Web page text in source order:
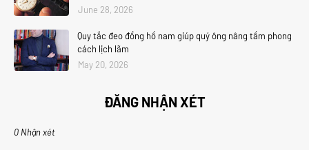
June 28, 2026
Quy tắc đeo đồng hồ nam giúp quý ông nâng tầm phong
cách lịch lãm
May 20, 2026
ĐĂNG NHẬN XÉT
0 Nhận xét